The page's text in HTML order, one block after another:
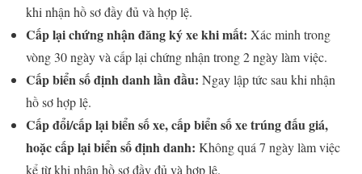
khi nhận hồ sơ đầy đủ và hợp lệ.
Cấp lại chứng nhận đăng ký xe khi mất: Xác minh trong
vòng 30 ngày và cấp lại chứng nhận trong 2 ngày làm việc.
Cấp biển số định danh lần đầu: Ngay lập tức sau khi nhận
hồ sơ hợp lệ.
Cấp đổi/cấp lại biển số xe, cấp biển số xe trúng đấu giá,
hoặc cấp lại biển số định danh: Không quá 7 ngày làm việc
kể từ khi nhận hồ sơ đầy đủ và hợp lệ.